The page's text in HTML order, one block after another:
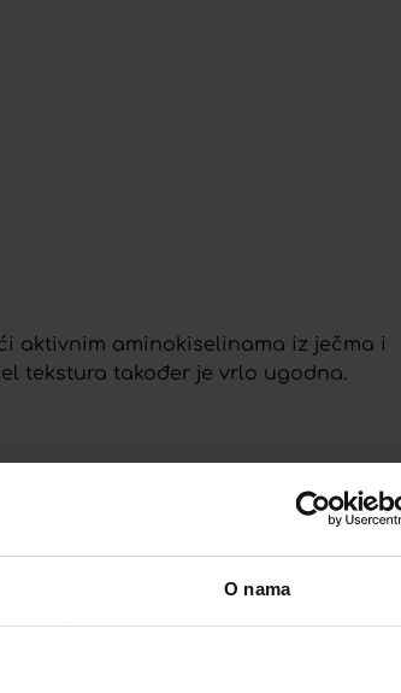
O nama
aktivnim aminokiselinama iz ječma i
tekstura također je vrlo ugodna.